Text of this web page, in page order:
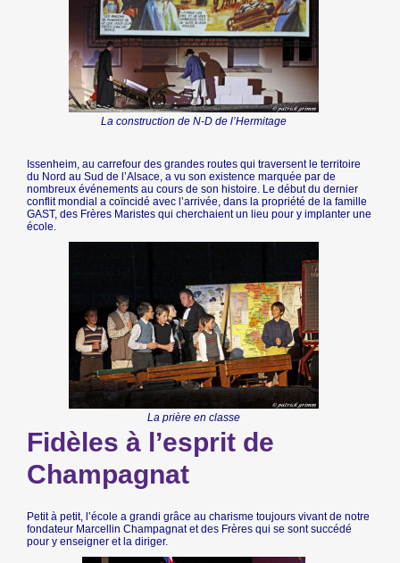
La construction de N-D de l’Hermitage
Issenheim, au carrefour des grandes routes qui traversent le territoire
du Nord au Sud de l’Alsace, a vu son existence marquée par de
nombreux événements au cours de son histoire. Le début du dernier
conflit mondial a coïncidé avec l’arrivée, dans la propriété de la famille
GAST, des Frères Maristes qui cherchaient un lieu pour y implanter une
école.
La prière en classe
Fidèles à l’esprit de
Champagnat
Petit à petit, l’école a grandi grâce au charisme toujours vivant de notre
fondateur Marcellin Champagnat et des Frères qui se sont succédé
pour y enseigner et la diriger.